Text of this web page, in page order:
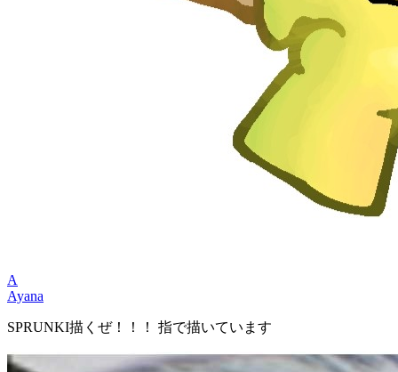
A
Ayana
SPRUNKI描くぜ！！！ 指で描いています